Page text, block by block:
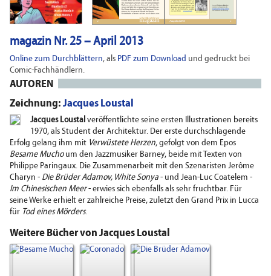
magazin Nr. 25 – April 2013
Online zum Durchblättern, als PDF zum Download und gedruckt bei
Comic-Fachhändlern.
AUTOREN
Zeichnung: Jacques Loustal
Jacques Loustal veröffentlichte seine ersten Illustrationen bereits
1970, als Student der Architektur. Der erste durchschlagende
Erfolg gelang ihm mit Verwüstete Herzen, gefolgt von dem Epos
Besame Muchoum den Jazzmusiker Barney, beide mit Texten von
Philippe Paringaux. Die Zusammenarbeit mit den Szenaristen Jerôme
Charyn - Die Brüder Adamov, White Sonya - und Jean-Luc Coatelem -
Im Chinesischen Meer- erwies sich ebenfalls als sehr fruchtbar. Für
seine Werke erhielt er zahlreiche Preise, zuletzt den Grand Prix in Lucca
für Tod eines Mörders.
Weitere Bücher von Jacques Loustal